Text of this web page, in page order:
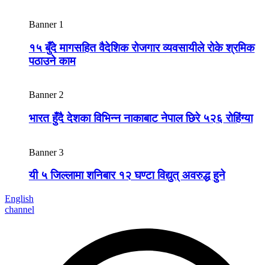
Banner 1
१५ बुँदे मागसहित वैदेशिक रोजगार व्यवसायीले रोके श्रमिक
पठाउने काम
Banner 2
भारत हुँदै देशका विभिन्न नाकाबाट नेपाल छिरे ५२६ रोहिंग्या
Banner 3
यी ५ जिल्लामा शनिबार १२ घण्टा विद्युत् अवरुद्ध हुने
English
channel